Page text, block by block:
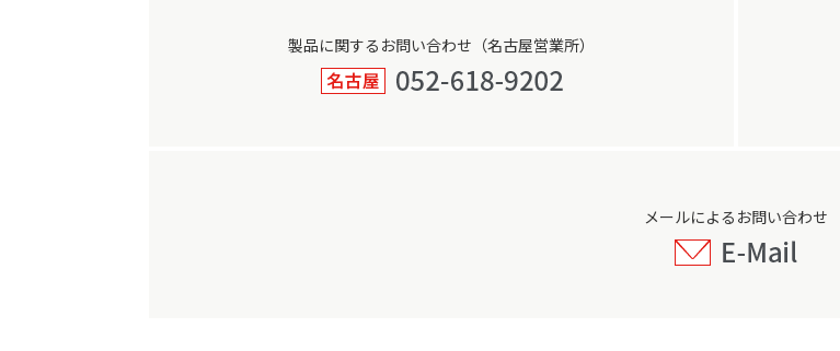
製品に関するお問い合わせ（名古屋営業所）
メールによるお問い合わせ